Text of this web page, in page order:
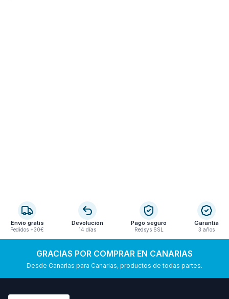
Envío gratis
Pedidos +30€
Devolución
14 días
Pago seguro
Redsys SSL
Garantía
3 años
GRACIAS POR COMPRAR EN CANARIAS
Desde Canarias para Canarias, productos de todas partes.